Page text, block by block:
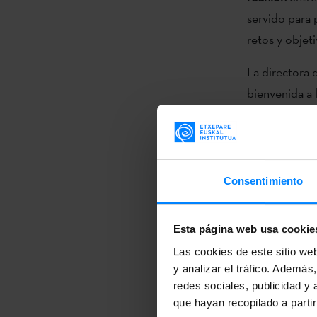
Consentimiento
Esta página web usa
Las cookies de este sitio
y analizar el tráfico.
redes sociales, publicidad y
que hayan recopilado a
servido para
retos y
La directora
bienvenida a
Cervantes,
Martín
Blanco,
de
Por su